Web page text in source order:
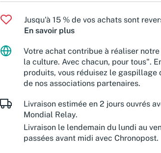
Jusqu'à 15 % de vos achats sont
En savoir plus
Votre achat contribue à réaliser
la culture. Avec chacun, pour tous".
produits, vous réduisez le
de nos associations partenaires.
Livraison estimée en 2 jours ouvrés
Mondial Relay.
Livraison le lendemain du lundi au
passées avant midi avec Chronopost.